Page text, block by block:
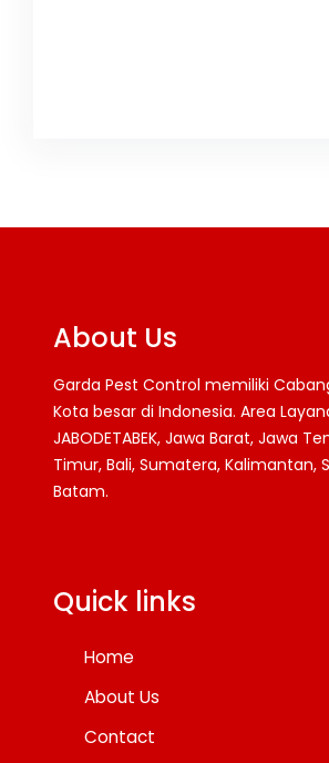
About Us
Garda Pest Control memiliki
Kota besar di Indonesia. Area
JABODETABEK, Jawa Barat, Jawa
Timur, Bali, Sumatera, Kalimantan,
Batam.
Quick links
Home
About Us
Contact